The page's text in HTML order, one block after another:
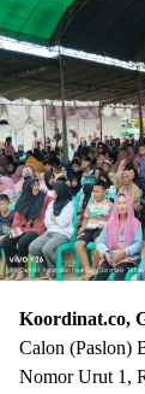
Koordinat.co,
Calon (Paslon)
Nomor Urut 1,